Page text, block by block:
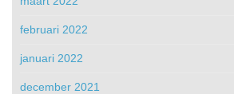
februari 2022
januari 2022
december 2021